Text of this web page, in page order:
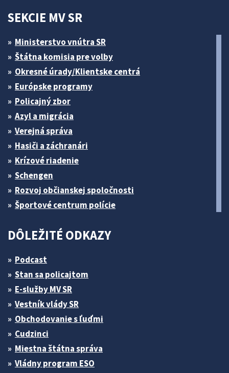
SEKCIE MV SR
Ministerstvo vnútra SR
Štátna komisia pre volby
Okresné úrady/Klientske centrá
Európske programy
Policajný zbor
Azyl a migrácia
Verejná správa
Hasiči a záchranári
Krízové riadenie
Schengen
Rozvoj občianskej spoločnosti
Športové centrum polície
DÔLEŽITÉ ODKAZY
Podcast
Stan sa policajtom
E-služby MV SR
Vestník vlády SR
Obchodovanie s ľuďmi
Cudzinci
Miestna štátna správa
Vládny program ESO